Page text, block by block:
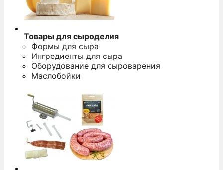
Товары для сыроделия
Формы для сыра
Ингредиенты для сыра
Оборудование для сыроварения
Маслобойки